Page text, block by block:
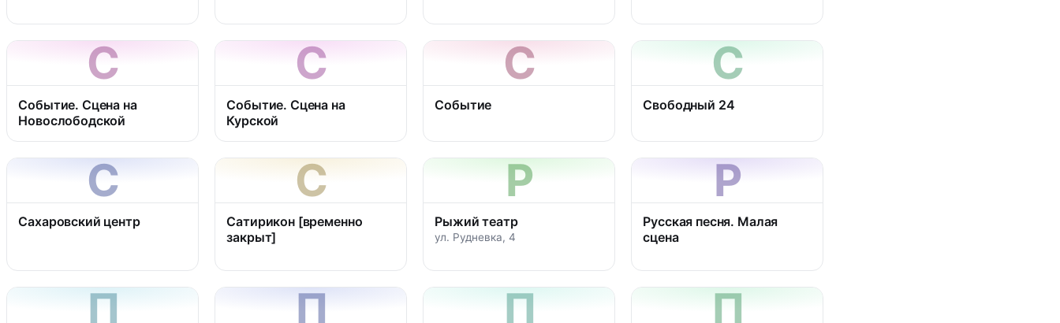
С
Событие. Сцена на
Новослободской
С
Событие. Сцена на
Курской
С
Событие
С
Свободный 24
С
Сахаровский центр
С
Сатирикон [временно
закрыт]
Р
Рыжий театр
ул. Рудневка, 4
Р
Русская песня. Малая
сцена
П П П П